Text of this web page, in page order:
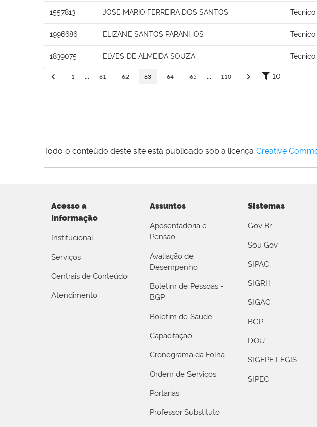
1557813 JOSE MARIO FERREIRA DOS SANTOS Técnico
1996686 ELIZANE SANTOS PARANHOS Técnico
1839075 ELVES DE ALMEIDA SOUZA Técnico
1 61 62 63 64 65 110 10
Todo o conteúdo deste site está publicado sob a licença Creative
Acesso a
Informação
Institucional
Serviços
Centrais de Conteúdo
Atendimento
Assuntos
Aposentadoria e
Pensão
Avaliação de
Desempenho
Boletim de Pessoas -
BGP
Boletim de Saúde
Capacitação
Cronograma da Folha
Ordem de Serviços
Portarias
Professor Substituto
Sistemas
Gov Br
Sou Gov
SIPAC
SIGRH
SIGAC
BGP
DOU
SIGEPE LEGIS
SIPEC